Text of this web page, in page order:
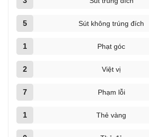
5 Sút không trúng đích
1 Phạt góc
2 Việt vị
7 Phạm lỗi
1 Thẻ vàng